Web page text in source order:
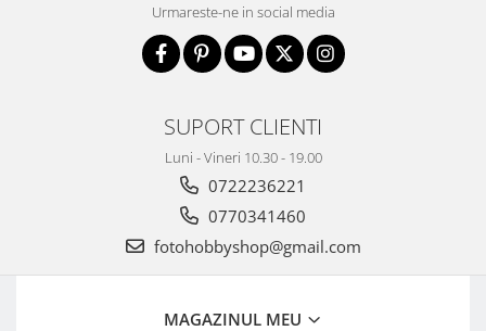
Urmareste-ne in social media
SUPORT CLIENTI
Luni - Vineri 10.30 - 19.00
0722236221
0770341460
fotohobbyshop@gmail.com
MAGAZINUL MEU